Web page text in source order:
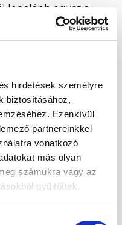
hirdetések személyre
biztosításához,
Ezenkívül
partnereinkkel
vonatkozó
más olyan
számukra vagy az
gyűjtöttek.
legalább egyet a
ami igazán kedvére és
igazán tudunk
anyagok